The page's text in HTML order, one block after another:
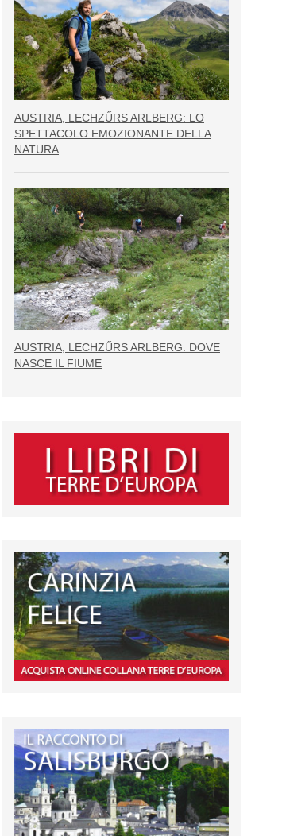
AUSTRIA, LECHZŰRS ARLBERG: LO
SPETTACOLO EMOZIONANTE DELLA
NATURA
AUSTRIA, LECHZŰRS ARLBERG: DOVE
NASCE IL FIUME